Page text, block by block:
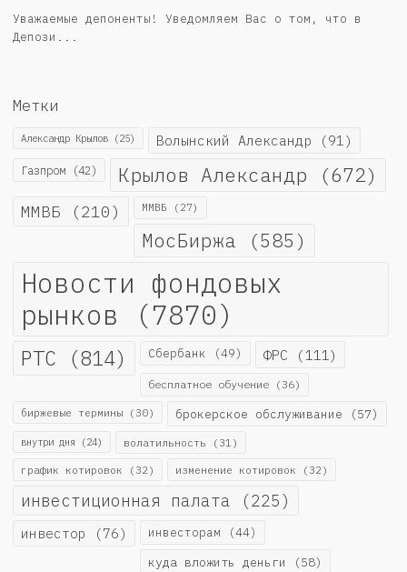
Уважаемые депоненты! Уведомляем Вас о том, что в
Депози...
Метки
Александр Крылов (25) Волынский Александр (91)
Газпром (42) Крылов Александр (672)
ММВБ (210) ММВБ (27)
МосБиржа (585)
Новости фондовых
рынков (7870)
РТС (814) Сбербанк (49) ФРС (111)
бесплатное обучение (36)
биржевые термины (30) брокерское обслуживание (57)
внутри дня (24) волатильность (31)
график котировок (32) изменение котировок (32)
инвестиционная палата (225)
инвестор (76) инвесторам (44)
куда вложить деньги (58)